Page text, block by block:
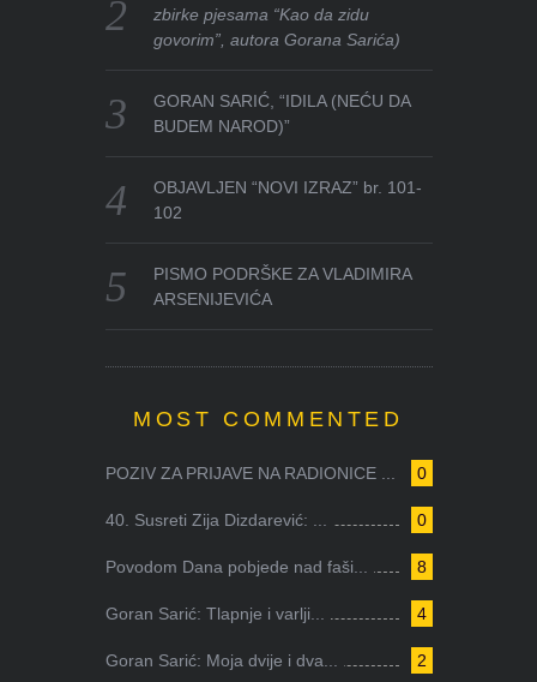
zbirke pjesama “Kao da zidu
govorim”, autora Gorana Sarića)
GORAN SARIĆ, “IDILA (NEĆU DA
BUDEM NAROD)”
OBJAVLJEN “NOVI IZRAZ” br. 101-
102
PISMO PODRŠKE ZA VLADIMIRA
ARSENIJEVIĆA
MOST COMMENTED
0
POZIV ZA PRIJAVE NA RADIONICE ...
0
40. Susreti Zija Dizdarević: ...
8
Povodom Dana pobjede nad faši...
4
Goran Sarić: Tlapnje i varlji...
2
Goran Sarić: Moja dvije i dva...